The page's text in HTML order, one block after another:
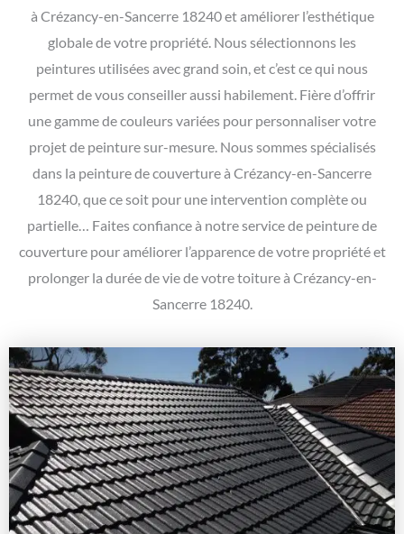
à Crézancy-en-Sancerre 18240 et améliorer l’esthétique
globale de votre propriété. Nous sélectionnons les
peintures utilisées avec grand soin, et c’est ce qui nous
permet de vous conseiller aussi habilement. Fière d’offrir
une gamme de couleurs variées pour personnaliser votre
projet de peinture sur-mesure. Nous sommes spécialisés
dans la peinture de couverture à Crézancy-en-Sancerre
18240, que ce soit pour une intervention complète ou
partielle… Faites confiance à notre service de peinture de
couverture pour améliorer l’apparence de votre propriété et
prolonger la durée de vie de votre toiture à Crézancy-en-
Sancerre 18240.